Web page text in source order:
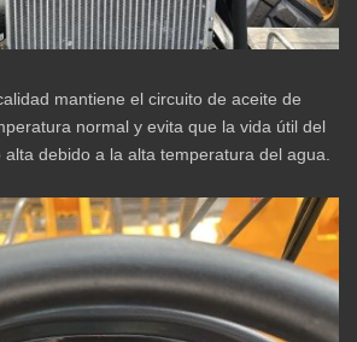
mantiene el circuito de aceite de
normal y evita que la vida útil del
debido a la alta temperatura del agua.